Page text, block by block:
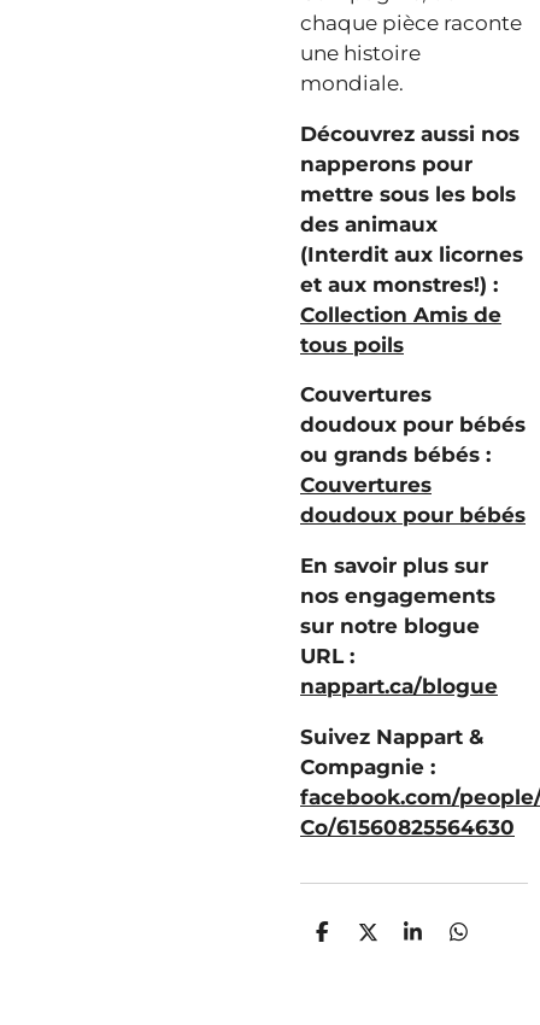
chaque pièce raconte
une histoire
mondiale.
Découvrez aussi nos
napperons pour
mettre sous les bols
des animaux
(Interdit aux licornes
et aux monstres!) :
Collection Amis de
tous poils
Couvertures
doudoux pour bébés
ou grands bébés :
Couvertures
doudoux pour bébés
En savoir plus sur
nos engagements
sur notre blogue
URL :
nappart.ca/blogue
Suivez Nappart &
Compagnie :
facebook.com/
Co/61560825564630
P
P
P
P